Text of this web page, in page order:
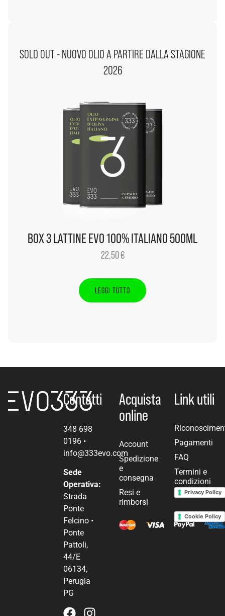
SOLD OUT - NUOVO OLIO A PARTIRE DALLA STAGIONE
2026
BOX 3 LATTINE EVO 100% ITALIANO 500ML
22,50€
LEGGI TUTTO
Contatti
348 698
0196 •
info@333evo.com
Sede
Operativa:
Strada
Ponte
Felcino •
Ponte
Pattoli,
44/E
06134,
Perugia
PG
Acquista
online
Account
Spedizione
e
consegna
Resi e
rimborsi
Link utili
Pagamenti
FAQ
Termini e
condizioni
Privacy Policy
Cookie Policy